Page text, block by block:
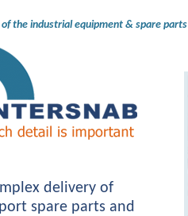
the industrial equipment & spare parts
delivery of
spare parts and